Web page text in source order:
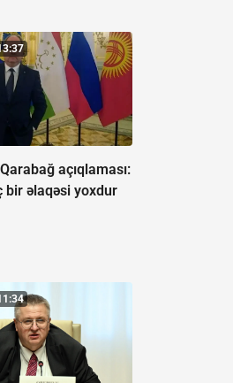
açıqlaması:
bir əlaqəsi yoxdur